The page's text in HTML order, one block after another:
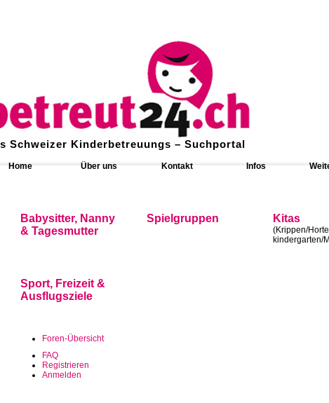
Schweizer Kinderbetreuungs – Suchportal
Home Über uns Kontakt Infos
Babysitter, Nanny
& Tagesmutter
Spielgruppen Kitas
(Krippen/
kindergarten/
Sport, Freizeit &
Ausflugsziele
Foren-Übersicht
FAQ
Registrieren
Anmelden